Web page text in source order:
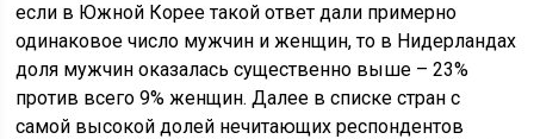
если в Южной Корее такой ответ дали примерно
одинаковое число мужчин и женщин, то в Нидерландах
доля мужчин оказалась существенно выше – 23%
против всего 9% женщин. Далее в списке стран с
самой высокой долей нечитающих респондентов